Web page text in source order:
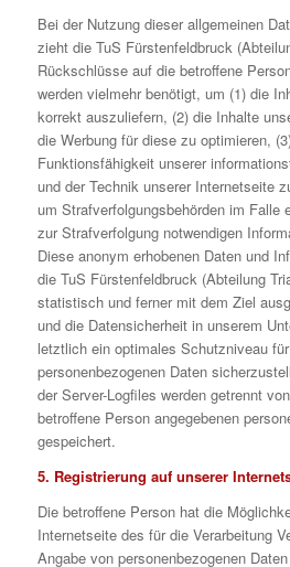
Bei der Nutzung dieser allgemeinen
zieht die TuS Fürstenfeldbruck
Rückschlüsse auf die betroffene
werden vielmehr benötigt, um (1) die
korrekt auszuliefern, (2) die Inhalte
die Werbung für diese zu optimieren,
Funktionsfähigkeit unserer
und der Technik unserer Internetseite
um Strafverfolgungsbehörden im Falle
zur Strafverfolgung notwendigen
Diese anonym erhobenen Daten und
die TuS Fürstenfeldbruck (Abteilung
statistisch und ferner mit dem Ziel
und die Datensicherheit in unserem
letztlich ein optimales Schutzniveau
personenbezogenen Daten
der Server-Logfiles werden getrennt
betroffene Person angegebenen
gespeichert.
5. Registrierung auf unserer
Die betroffene Person hat die
Internetseite des für die Verarbeitung
Angabe von personenbezogenen